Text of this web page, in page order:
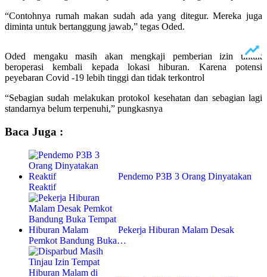
“Contohnya rumah makan sudah ada yang ditegur. Mereka juga
diminta untuk bertanggung jawab,” tegas Oded.
Oded mengaku masih akan mengkaji pemberian izin untuk
beroperasi kembali kepada lokasi hiburan. Karena potensi
peyebaran Covid -19 lebih tinggi dan tidak terkontrol
“Sebagian sudah melakukan protokol kesehatan dan sebagian lagi
standarnya belum terpenuhi,” pungkasnya
Baca Juga :
Pendemo P3B 3 Orang Dinyatakan
Reaktif
Pekerja Hiburan Malam Desak
Pemkot Bandung Buka…